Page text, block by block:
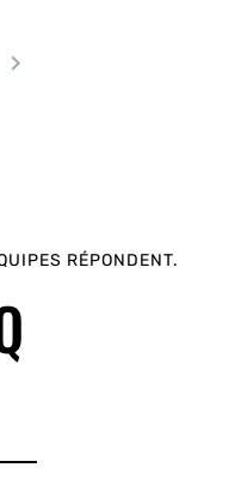
RÉPONDENT.